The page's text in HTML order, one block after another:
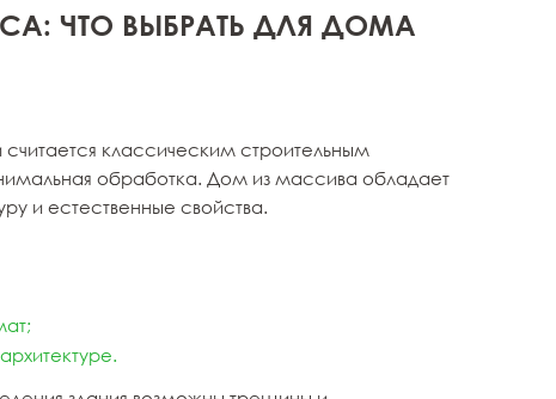
ЧТО ВЫБРАТЬ ДЛЯ ДОМА
считается классическим строительным
обработка. Дом из массива обладает
и естественные свойства.